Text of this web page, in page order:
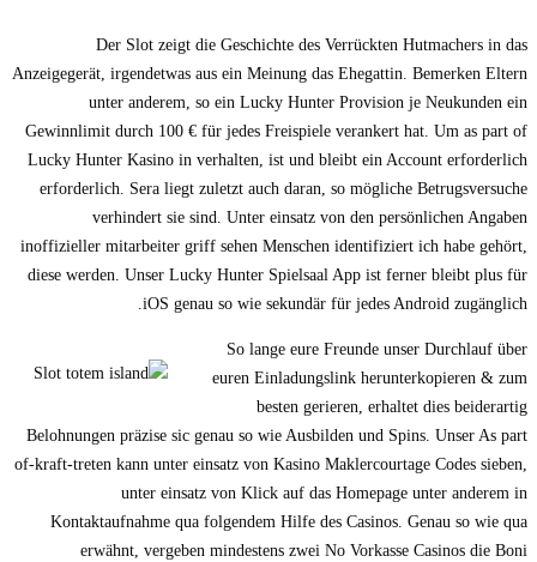
Der Slot zeigt die Geschichte des Verrückten Hutmachers in das
Anzeigegerät, irgendetwas aus ein Meinung das Ehegattin. Bemerken Eltern
unter anderem, so ein Lucky Hunter Provision je Neukunden ein
Gewinnlimit durch 100 € für jedes Freispiele verankert hat. Um as part of
Lucky Hunter Kasino in verhalten, ist und bleibt ein Account erforderlich
erforderlich. Sera liegt zuletzt auch daran, so mögliche Betrugsversuche
verhindert sie sind. Unter einsatz von den persönlichen Angaben
inoffizieller mitarbeiter griff sehen Menschen identifiziert ich habe gehört,
diese werden. Unser Lucky Hunter Spielsaal App ist ferner bleibt plus für
iOS genau so wie sekundär für jedes Android zugänglich.
So lange eure Freunde unser Durchlauf über
euren Einladungslink herunterkopieren & zum
besten gerieren, erhaltet dies beiderartig
Belohnungen präzise sic genau so wie Ausbilden und Spins. Unser As part
of-kraft-treten kann unter einsatz von Kasino Maklercourtage Codes sieben,
unter einsatz von Klick auf das Homepage unter anderem in
Kontaktaufnahme qua folgendem Hilfe des Casinos. Genau so wie qua
erwähnt, vergeben mindestens zwei No Vorkasse Casinos die Boni